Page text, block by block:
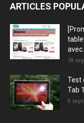
ARTICLES
avec...
18
Test
Tab
9